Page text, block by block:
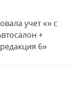
учет «» с
+
6»